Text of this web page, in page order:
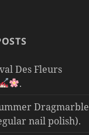
Des Fleurs
.
Dragmarble
nail polish).